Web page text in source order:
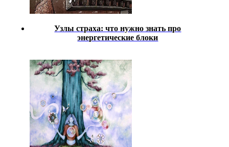
Узлы страха: что нужно знать про
энергетические блоки